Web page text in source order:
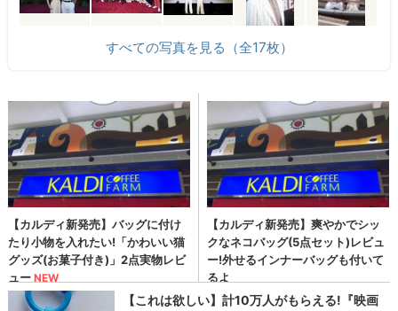
すべての写真を見る（全17枚）